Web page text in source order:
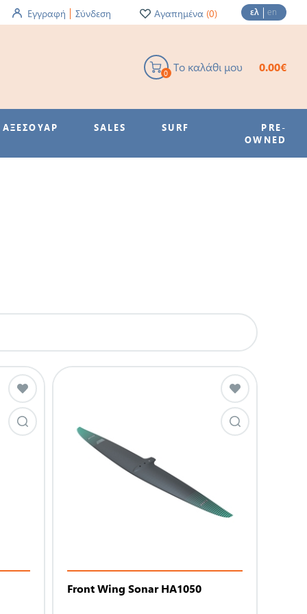
Εγγραφή Σύνδεση Αγαπημένα (0) ελ en
Το καλάθι μου
0 0.00€
ΑΞΕΣΟΥΑΡ SALES SURF
PRE-
OWNED
Front Wing Sonar HA1050